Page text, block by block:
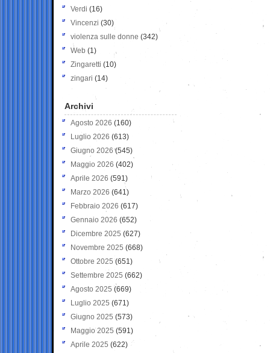
Verdi (16)
Vincenzi (30)
violenza sulle donne (342)
Web (1)
Zingaretti (10)
zingari (14)
Archivi
Agosto 2026 (160)
Luglio 2026 (613)
Giugno 2026 (545)
Maggio 2026 (402)
Aprile 2026 (591)
Marzo 2026 (641)
Febbraio 2026 (617)
Gennaio 2026 (652)
Dicembre 2025 (627)
Novembre 2025 (668)
Ottobre 2025 (651)
Settembre 2025 (662)
Agosto 2025 (669)
Luglio 2025 (671)
Giugno 2025 (573)
Maggio 2025 (591)
Aprile 2025 (622)